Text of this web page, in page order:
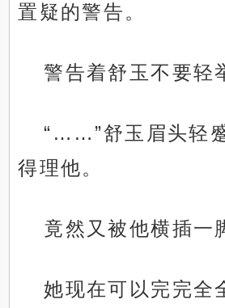
置疑的警告。
警告着舒玉不要轻
“……”舒玉眉头轻
得理他。
竟然又被他横插一
她现在可以完完全